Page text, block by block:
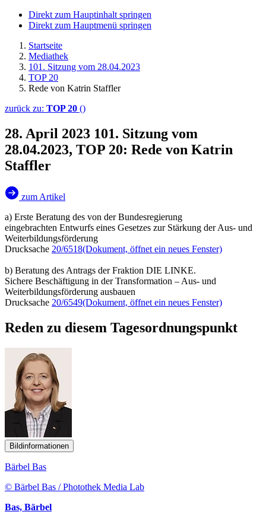
Direkt zum Hauptinhalt springen
Direkt zum Hauptmenü springen
Startseite
Mediathek
101. Sitzung vom 28.04.2023
TOP 20
Rede von Katrin Staffler
zurück zu: TOP 20 ()
28. April 2023 101. Sitzung vom
28.04.2023, TOP 20: Rede von Katrin
Staffler
zum Artikel
a) Erste Beratung des von der Bundesregierung
eingebrachten Entwurfs eines Gesetzes zur Stärkung der Aus- und
Weiterbildungsförderung
Drucksache 20/6518(Dokument, öffnet ein neues Fenster)
b) Beratung des Antrags der Fraktion DIE LINKE.
Sichere Beschäftigung in der Transformation – Aus- und
Weiterbildungsförderung ausbauen
Drucksache 20/6549(Dokument, öffnet ein neues Fenster)
Reden zu diesem Tagesordnungspunkt
Bildinformationen
Bärbel Bas
© Bärbel Bas / Photothek Media Lab
Bas, Bärbel